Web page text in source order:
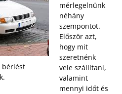
bérlést
mérlegelnünk
néhány
szempontot.
Először azt,
hogy mit
szeretnénk
vele szállítani,
valamint
mennyi időt és